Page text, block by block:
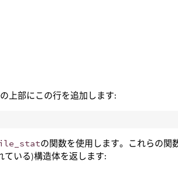
上部にこの行を追加します:
の関数を使用します。これらの関
ている)構造体を返します: